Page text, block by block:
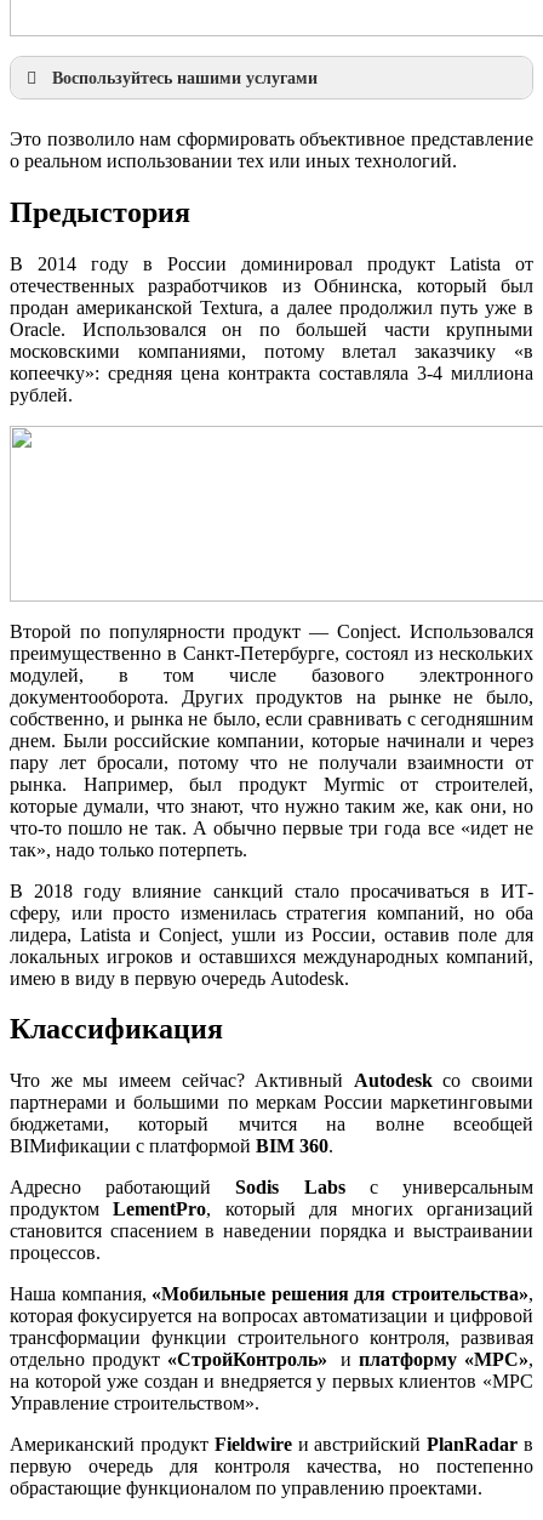
Воспользуйтесь нашими услугами
Презентации по направлениям
Инжиниринг
Консалтинг
Моделирование
Это позволило нам сформировать объективное представление
о реальном использовании тех или иных технологий.
Предыстория
В 2014 году в России доминировал продукт Latista от
отечественных разработчиков из Обнинска, который был
продан американской Textura, а далее продолжил путь уже в
Oracle. Использовался он по большей части крупными
московскими компаниями, потому влетал заказчику «в
копеечку»: средняя цена контракта составляла 3-4 миллиона
рублей.
Второй по популярности продукт — Conject. Использовался
преимущественно в Санкт-Петербурге, состоял из нескольких
модулей, в том числе базового электронного
документооборота. Других продуктов на рынке не было,
собственно, и рынка не было, если сравнивать с сегодняшним
днем. Были российские компании, которые начинали и через
пару лет бросали, потому что не получали взаимности от
рынка. Например, был продукт Myrmic от строителей,
которые думали, что знают, что нужно таким же, как они, но
что-то пошло не так. А обычно первые три года все «идет не
так», надо только потерпеть.
В 2018 году влияние санкций стало просачиваться в ИТ-
сферу, или просто изменилась стратегия компаний, но оба
лидера, Latista и Conject, ушли из России, оставив поле для
локальных игроков и оставшихся международных компаний,
имею в виду в первую очередь Autodesk.
Классификация
Что же мы имеем сейчас? Активный Autodeskсо своими
партнерами и большими по меркам России маркетинговыми
бюджетами, который мчится на волне всеобщей
BIMификации с платформой BIM 360.
Адресно работающийSodis Labsс универсальным
продуктомLementPro, который для многих организаций
становится спасением в наведении порядка и выстраивании
процессов.
Наша компания, «Мобильные решения для строительства»,
которая фокусируется на вопросах автоматизации и цифровой
трансформации функции строительного контроля, развивая
отдельно продукт «СтройКонтроль» иплатформу «МРС»,
на которой уже создан и внедряется у первых клиентов «МРС
Управление строительством».
Американский продукт Fieldwire и австрийскийPlanRadar в
первую очередь для контроля качества, но постепенно
обрастающие функционалом по управлению проектами.